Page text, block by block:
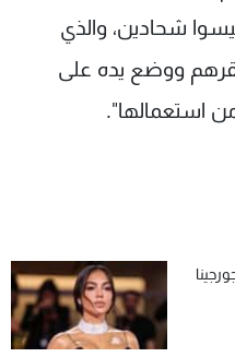
شحادين، والذي
ووضع يده على
استعمالها".